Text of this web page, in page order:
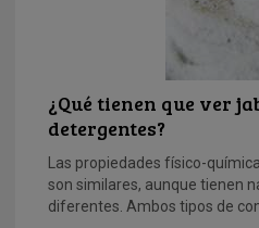
¿Qué tienen que ver
detergentes?
Las propiedades físico-
son similares, aunque tienen
diferentes. Ambos tipos de